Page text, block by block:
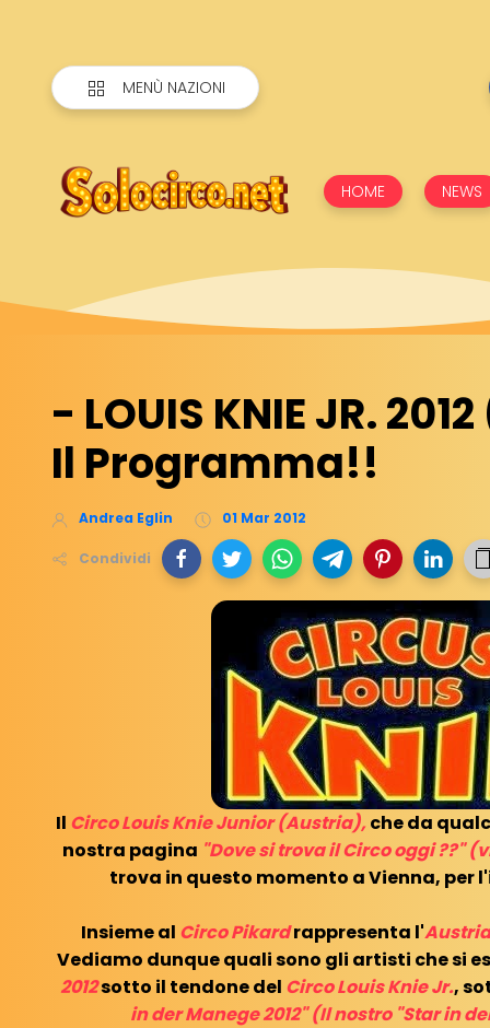
MENÙ NAZIONI
HOME NEWS
- LOUIS KNIE JR.
Il Programma!!
Andrea Eglin 01 Mar 2012
Condividi
Il Circo Louis Knie Junior (Austria),che da
nostra pagina "Dove si trova il Circo oggi ??"
trova in questo momento a Vienna, per
Insieme al Circo Pikardrappresenta l'
Vediamo dunque quali sono gli artisti che si
2012sotto il tendone del Circo Louis Knie Jr.,
in der Manege 2012" (Il nostro "Star in